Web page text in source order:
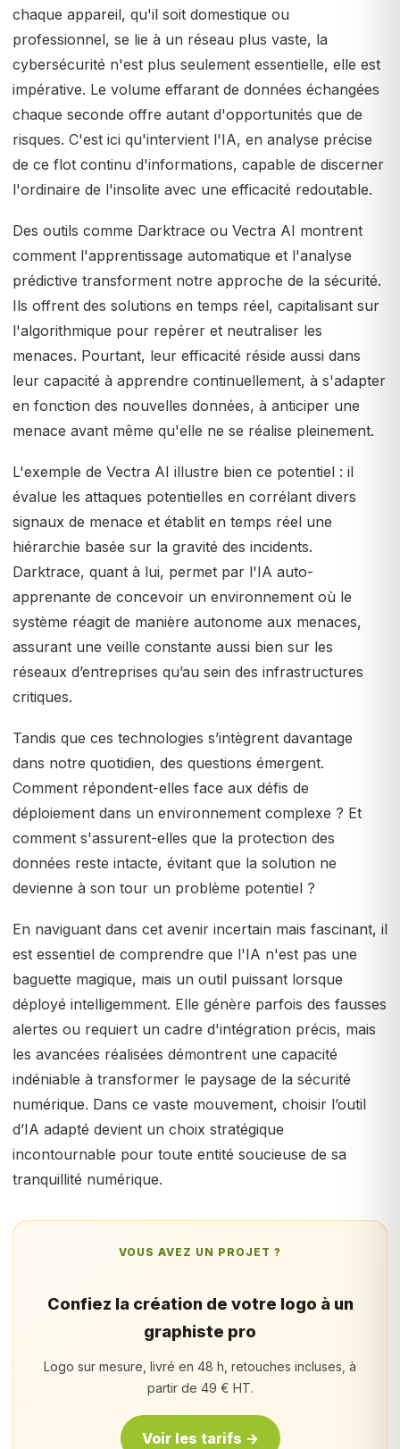
chaque appareil, qu'il soit domestique ou
professionnel, se lie à un réseau plus vaste, la
cybersécurité n'est plus seulement essentielle, elle est
impérative. Le volume effarant de données échangées
chaque seconde offre autant d'opportunités que de
risques. C'est ici qu'intervient l'IA, en analyse précise
de ce flot continu d'informations, capable de discerner
l'ordinaire de l'insolite avec une efficacité redoutable.
Des outils comme Darktrace ou Vectra AI montrent
comment l'apprentissage automatique et l'analyse
prédictive transforment notre approche de la sécurité.
Ils offrent des solutions en temps réel, capitalisant sur
l'algorithmique pour repérer et neutraliser les
menaces. Pourtant, leur efficacité réside aussi dans
leur capacité à apprendre continuellement, à s'adapter
en fonction des nouvelles données, à anticiper une
menace avant même qu'elle ne se réalise pleinement.
L'exemple de Vectra AI illustre bien ce potentiel : il
évalue les attaques potentielles en corrélant divers
signaux de menace et établit en temps réel une
hiérarchie basée sur la gravité des incidents.
Darktrace, quant à lui, permet par l'IA auto-
apprenante de concevoir un environnement où le
système réagit de manière autonome aux menaces,
assurant une veille constante aussi bien sur les
réseaux d’entreprises qu’au sein des infrastructures
critiques.
Tandis que ces technologies s’intègrent davantage
dans notre quotidien, des questions émergent.
Comment répondent-elles face aux défis de
déploiement dans un environnement complexe ? Et
comment s'assurent-elles que la protection des
données reste intacte, évitant que la solution ne
devienne à son tour un problème potentiel ?
En naviguant dans cet avenir incertain mais fascinant, il
est essentiel de comprendre que l'IA n'est pas une
baguette magique, mais un outil puissant lorsque
déployé intelligemment. Elle génère parfois des fausses
alertes ou requiert un cadre d'intégration précis, mais
les avancées réalisées démontrent une capacité
indéniable à transformer le paysage de la sécurité
numérique. Dans ce vaste mouvement, choisir l’outil
d’IA adapté devient un choix stratégique
incontournable pour toute entité soucieuse de sa
tranquillité numérique.
VOUS AVEZ UN PROJET ?
Confiez la création de votre logo à un
graphiste pro
Logo sur mesure, livré en 48 h, retouches incluses, à
partir de 49 € HT.
Voir les tarifs →